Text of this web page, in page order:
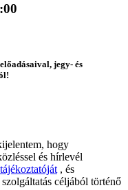
jegy- és
hogy
és hírlevél
, és
céljából történő